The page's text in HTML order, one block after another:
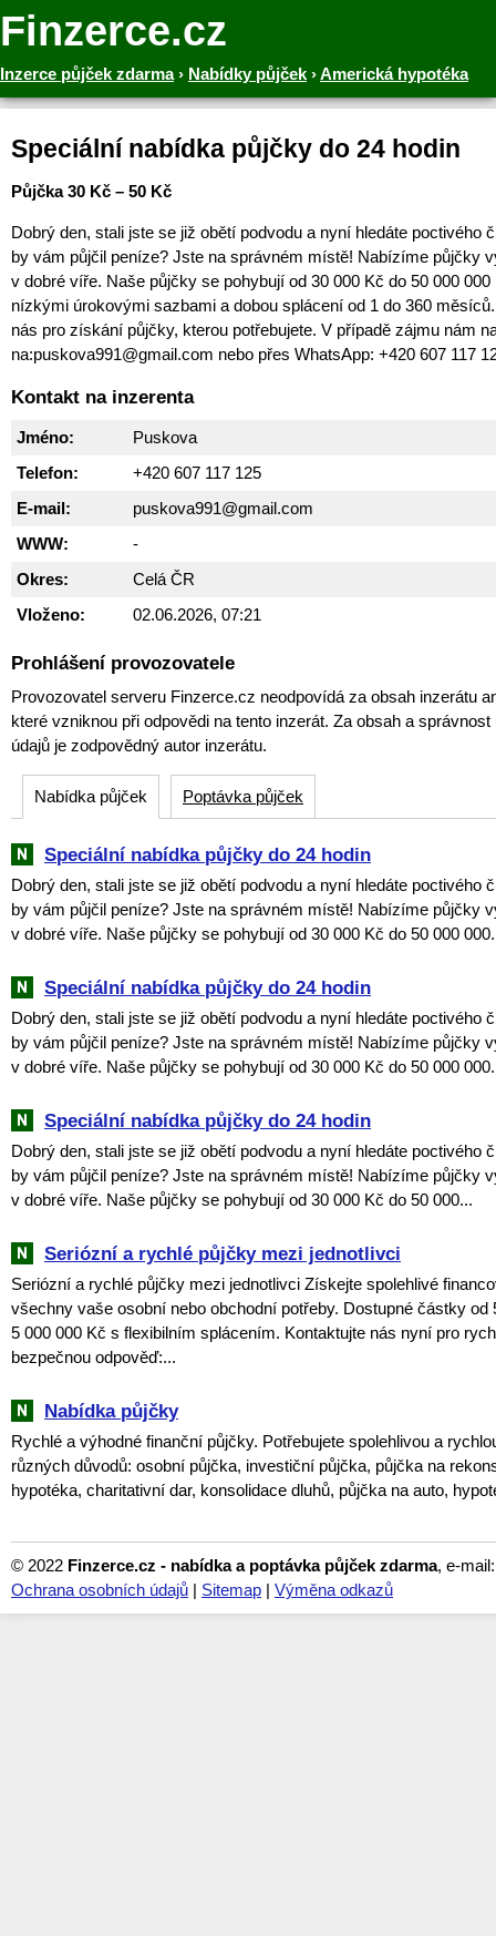
Finzerce.cz
Inzerce půjček zdarma› Nabídky půjček ›Americká hypotéka
Speciální nabídka půjčky do 24 hodin
Půjčka 30 Kč – 50 Kč
Dobrý den, stali jste se již obětí podvodu a nyní hledáte poctivého
by vám půjčil peníze? Jste na správném místě! Nabízíme půjčky
v dobré víře. Naše půjčky se pohybují od 30 000 Kč do 50 000
nízkými úrokovými sazbami a dobou splácení od 1 do 360
nás pro získání půjčky, kterou potřebujete. V případě zájmu nám
na:puskova991@gmail.com nebo přes WhatsApp: +420 607 117
Kontakt na inzerenta
Jméno:
Puskova
Telefon:
+420 607 117 125
E-mail:
puskova991@gmail.com
WWW:
-
Okres:
Celá ČR
Vloženo:
02.06.2026, 07:21
Prohlášení provozovatele
Provozovatel serveru Finzerce.cz neodpovídá za obsah inzerátu
které vzniknou při odpovědi na tento inzerát. Za obsah a
údajů je zodpovědný autor inzerátu.
Nabídka půjček Poptávka půjček
Speciální nabídka půjčky do 24 hodin
Dobrý den, stali jste se již obětí podvodu a nyní hledáte poctivého
by vám půjčil peníze? Jste na správném místě! Nabízíme půjčky
v dobré víře. Naše půjčky se pohybují od 30 000 Kč do 50 000
Speciální nabídka půjčky do 24 hodin
Dobrý den, stali jste se již obětí podvodu a nyní hledáte poctivého
by vám půjčil peníze? Jste na správném místě! Nabízíme půjčky
v dobré víře. Naše půjčky se pohybují od 30 000 Kč do 50 000
Speciální nabídka půjčky do 24 hodin
Dobrý den, stali jste se již obětí podvodu a nyní hledáte poctivého
by vám půjčil peníze? Jste na správném místě! Nabízíme půjčky
v dobré víře. Naše půjčky se pohybují od 30 000 Kč do 50 000...
Seriózní a rychlé půjčky mezi jednotlivci
Seriózní a rychlé půjčky mezi jednotlivci Získejte spolehlivé
všechny vaše osobní nebo obchodní potřeby. Dostupné částky od
5 000 000 Kč s flexibilním splácením. Kontaktujte nás nyní pro
bezpečnou odpověď:...
Nabídka půjčky
Rychlé a výhodné finanční půjčky. Potřebujete spolehlivou a
různých důvodů: osobní půjčka, investiční půjčka, půjčka na
hypotéka, charitativní dar, konsolidace dluhů, půjčka na auto,
© 2022 Finzerce.cz - nabídka a poptávka půjček zdarma, e-
Ochrana osobních údajů | Sitemap | Výměna odkazů